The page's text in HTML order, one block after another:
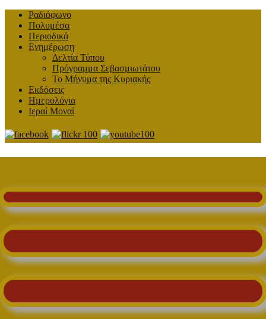
Ραδιόφωνο
Πολυμέσα
Περιοδικά
Ενημέρωση
Δελτία Τύπου
Πρόγραμμα Σεβασμιωτάτου
Το Μήνυμα της Κυριακής
Εκδόσεις
Ημερολόγια
Ιεραί Μοναί